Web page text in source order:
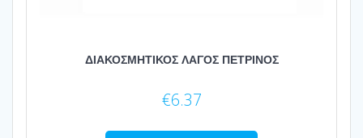
ΔΙΑΚΟΣΜΗΤΙΚΟΣ ΛΑΓΟΣ ΠΕΤΡΙΝΟΣ
€6.37